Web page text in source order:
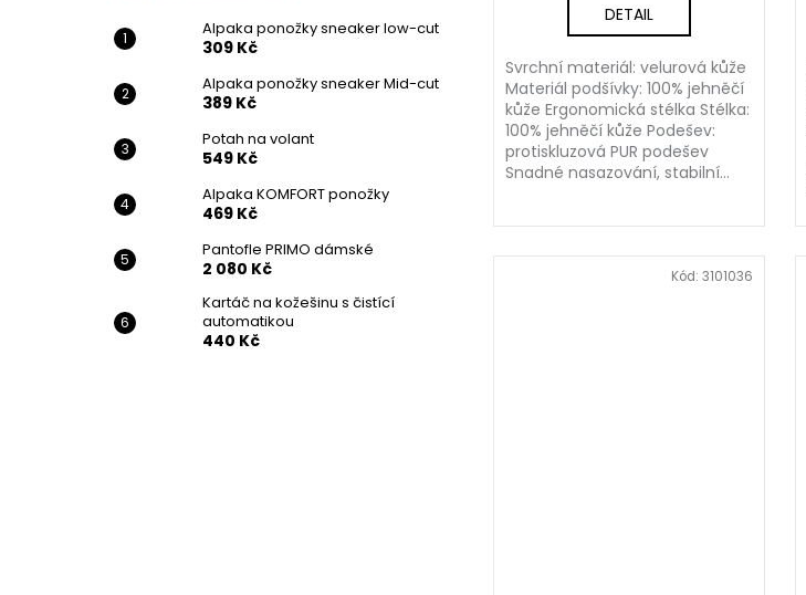
Alpaka ponožky sneaker low-cut
309 Kč
Alpaka ponožky sneaker Mid-cut
389 Kč
Potah na volant
549 Kč
Alpaka KOMFORT ponožky
469 Kč
Pantofle PRIMO dámské
2 080 Kč
Kartáč na kožešinu s čistící
automatikou
440 Kč
DETAIL
Svrchní materiál: velurová kůže
Materiál podšívky: 100% jehněčí
kůže Ergonomická stélka Stélka:
100% jehněčí kůže Podešev:
protiskluzová PUR podešev
Snadné nasazování, stabilní...
Kód:3101036